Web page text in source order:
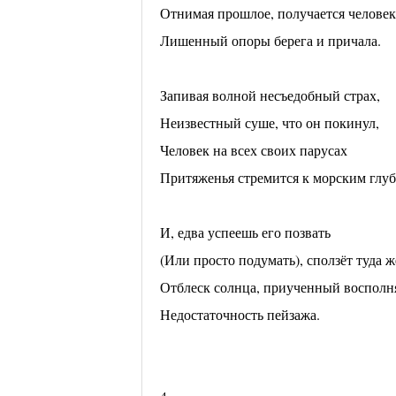
Отнимая прошлое, получается
Лишенный опоры берега и причала.
Запивая волной несъедобный страх,
Неизвестный суше, что он покинул,
Человек на всех своих парусах
Притяженья стремится к морским
И, едва успеешь его позвать
(Или просто подумать), сползёт туда
Отблеск солнца, приученный
Недостаточность пейзажа.